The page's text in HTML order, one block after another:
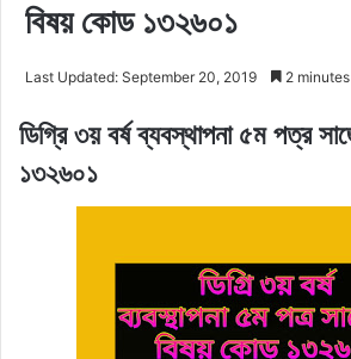
বিষয় কোড ১৩২৬০১
Last Updated: September 20, 2019 2
ডিগ্রি ৩য় বর্ষ ব্যবস্থাপনা ৫ম পত্র
১৩২৬০১